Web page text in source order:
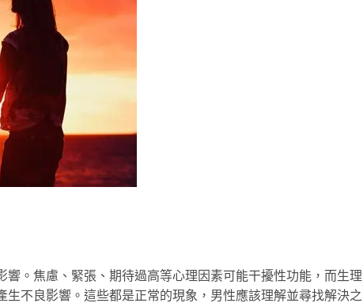
。焦慮、緊張、期待過高等心理因素可能干擾性功能，而生理
生不良影響。這些都是正常的現象，男性應該理解並尋找解決之